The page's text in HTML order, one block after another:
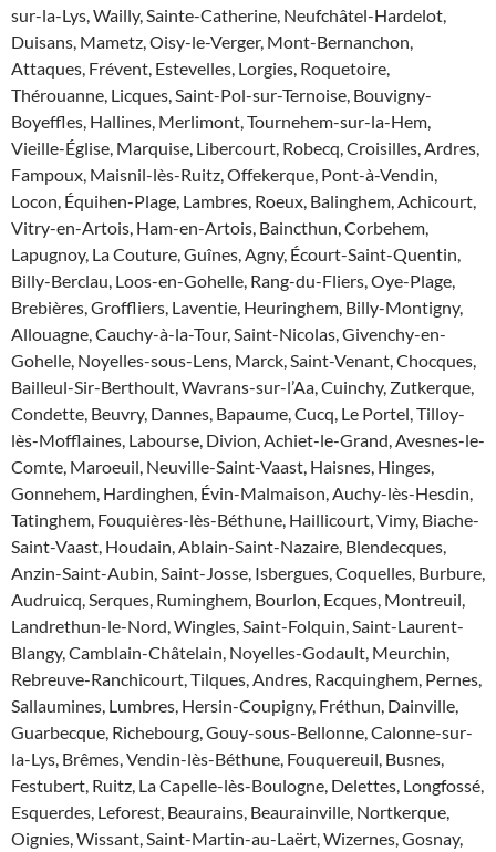
sur-la-Lys, Wailly, Sainte-Catherine, Neufchâtel-Hardelot,
Duisans, Mametz, Oisy-le-Verger, Mont-Bernanchon,
Attaques, Frévent, Estevelles, Lorgies, Roquetoire,
Thérouanne, Licques, Saint-Pol-sur-Ternoise, Bouvigny-
Boyeffles, Hallines, Merlimont, Tournehem-sur-la-Hem,
Vieille-Église, Marquise, Libercourt, Robecq, Croisilles, Ardres,
Fampoux, Maisnil-lès-Ruitz, Offekerque, Pont-à-Vendin,
Locon, Équihen-Plage, Lambres, Roeux, Balinghem, Achicourt,
Vitry-en-Artois, Ham-en-Artois, Baincthun, Corbehem,
Lapugnoy, La Couture, Guînes, Agny, Écourt-Saint-Quentin,
Billy-Berclau, Loos-en-Gohelle, Rang-du-Fliers, Oye-Plage,
Brebières, Groffliers, Laventie, Heuringhem, Billy-Montigny,
Allouagne, Cauchy-à-la-Tour, Saint-Nicolas, Givenchy-en-
Gohelle, Noyelles-sous-Lens, Marck, Saint-Venant, Chocques,
Bailleul-Sir-Berthoult, Wavrans-sur-l’Aa, Cuinchy, Zutkerque,
Condette, Beuvry, Dannes, Bapaume, Cucq, Le Portel, Tilloy-
lès-Mofflaines, Labourse, Divion, Achiet-le-Grand, Avesnes-le-
Comte, Maroeuil, Neuville-Saint-Vaast, Haisnes, Hinges,
Gonnehem, Hardinghen, Évin-Malmaison, Auchy-lès-Hesdin,
Tatinghem, Fouquières-lès-Béthune, Haillicourt, Vimy, Biache-
Saint-Vaast, Houdain, Ablain-Saint-Nazaire, Blendecques,
Anzin-Saint-Aubin, Saint-Josse, Isbergues, Coquelles, Burbure,
Audruicq, Serques, Ruminghem, Bourlon, Ecques, Montreuil,
Landrethun-le-Nord, Wingles, Saint-Folquin, Saint-Laurent-
Blangy, Camblain-Châtelain, Noyelles-Godault, Meurchin,
Rebreuve-Ranchicourt, Tilques, Andres, Racquinghem, Pernes,
Sallaumines, Lumbres, Hersin-Coupigny, Fréthun, Dainville,
Guarbecque, Richebourg, Gouy-sous-Bellonne, Calonne-sur-
la-Lys, Brêmes, Vendin-lès-Béthune, Fouquereuil, Busnes,
Festubert, Ruitz, La Capelle-lès-Boulogne, Delettes, Longfossé,
Esquerdes, Leforest, Beaurains, Beaurainville, Nortkerque,
Oignies, Wissant, Saint-Martin-au-Laërt, Wizernes, Gosnay,